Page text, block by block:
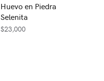
Huevo en Piedra
Selenita
$23,000